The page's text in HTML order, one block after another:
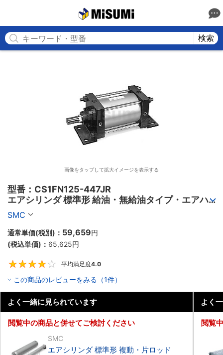
検索
画像をタップして拡大イメージを表示する
型番：CS1FN125-447JR
エアシリンダ 標準形 給油・無給油タイプ・エアハ
イドロタイプ CS1シリーズ
SMC
通常単価(税別)： 59,659円
(税込単価)： 65,625円
平均満足度4.0
この商品のレビューをみる（1件）
よく一緒に見られています
閲覧中の商品と併せてご検討ください
SMC
エアシリンダ 標準形 複動・片ロッド
よく
閲覧